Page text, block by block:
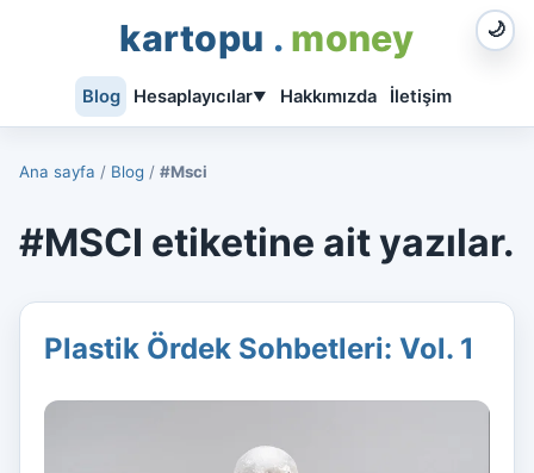
kartopu . money 🌙
Blog Hesaplayıcılar▼ Hakkımızda İletişim
Ana sayfa / Blog / #Msci
#MSCI etiketine ait yazılar.
Plastik Ördek Sohbetleri: Vol. 1